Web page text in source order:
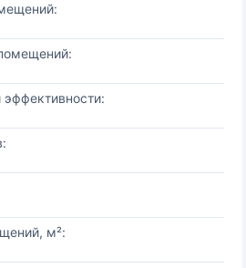
эффективности:
м²: